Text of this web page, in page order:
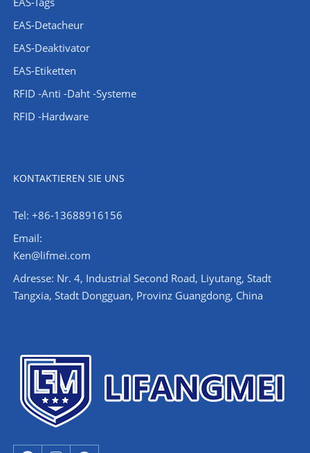
EAS-Detacheur
EAS-Deaktivator
EAS-Etiketten
RFID -Anti -Daht -Systeme
RFID -Hardware
KONTAKTIEREN SIE UNS
Tel: +86-13688916156
Email:
Ken@lifmei.com
Adresse: Nr. 4, Industrial Second Road, Liyutang, Stadt
Tangxia, Stadt Dongguan, Provinz Guangdong, China